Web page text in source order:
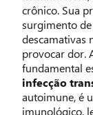
crônico. Sua
surgimento
descamativas
provocar dor.
fundamental
infecção
autoimune, é
imunológico,